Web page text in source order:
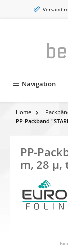
Zum Hauptinhalt
Navigation
Home
PP-Packband
PP-
m, 28 µ,
Bildergalerie